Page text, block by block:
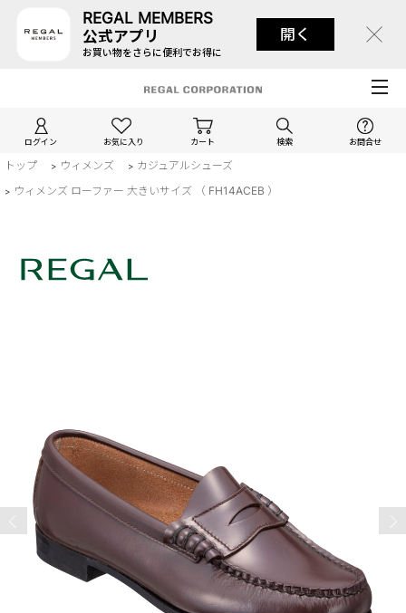
REGAL MEMBERS
公式アプリ
お買い物をさらに便利でお得に
開く
ログイン お気に入り カート 検索 お問合せ
トップ > ウィメンズ > カジュアルシューズ
> ウィメンズ ローファー 大きいサイズ （ FH14ACEB ）